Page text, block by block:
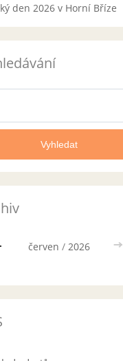
den 2026 v Horní Bříze
červen / 2026 >>